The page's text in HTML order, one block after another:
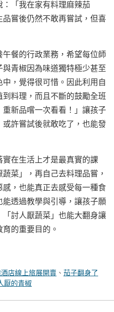
「我在家有料理麻辣茄
嘗後仍然不敢再嘗試，但喜
餐的行政業務，希望每位師
青椒因為味道獨特極少甚至
，覺得很可惜。因此利用自
料理，而且不斷的鼓勵全班
重新品嚐一次看看！」讓孩子
許嘗試後就敢吃了，也能發
在生活上才是最真實的課
菜」，再自己去料理品嘗，
，也能真正去感受每一種食
透過教學與引導，讓孩子願
討人厭蔬菜」也能大翻身讓
的重要目的。
店線上旅展開賣 、 茄子翻身了
厭的青椒